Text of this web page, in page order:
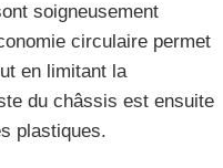
soigneusement
circulaire permet
en limitant la
du châssis est ensuite
plastiques.